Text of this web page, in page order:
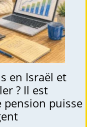
en Israël et
? Il est
pension puisse